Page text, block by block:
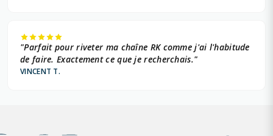
"Parfait pour riveter ma chaîne RK comme j'ai l'habitude
de faire. Exactement ce que je recherchais."
VINCENT T.